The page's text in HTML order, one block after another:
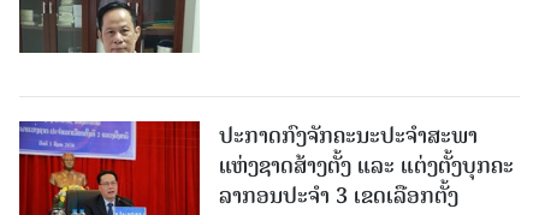
ປະກາດກົງຈັກຄະນະປະຈໍາສະພາ
ແຫ່ງຊາດສ້າງຕັ້ງ ແລະ ແຕ່ງຕັ້ງບຸກຄະ
ລາກອນປະຈໍາ 3 ເຂດເລືອກຕັ້ງ